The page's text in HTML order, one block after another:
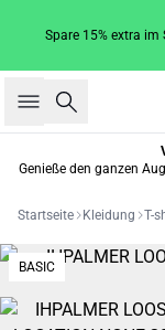
Spare 15% extra im
Suche
Genieße den ganzen
Startseite Kleidung T-
BASIC